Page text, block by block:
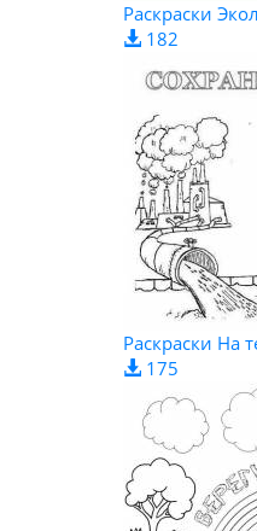
Раскраски
182
Раскраски На
175